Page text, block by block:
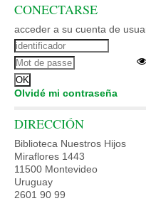
CONECTARSE
acceder a su cuenta de
Olvidé mi contraseña
DIRECCIÓN
Biblioteca Nuestros Hijos
Miraflores 1443
11500 Montevideo
Uruguay
2601 90 99